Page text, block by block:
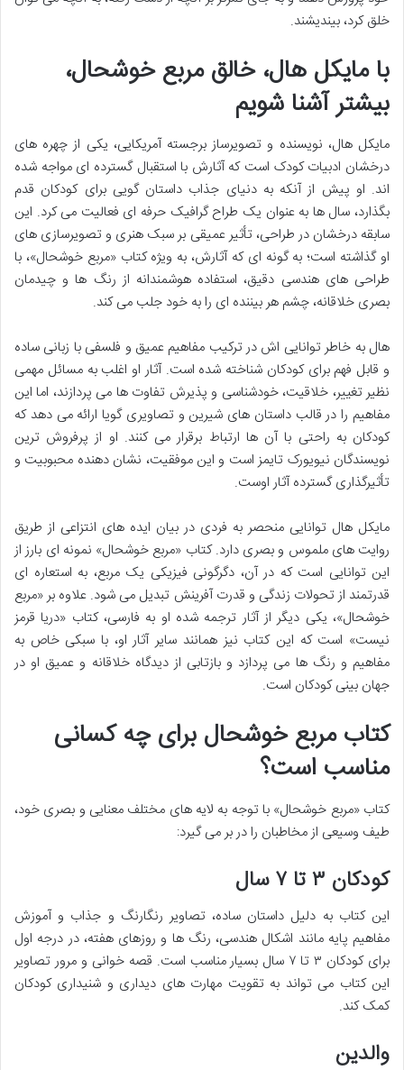
خلق کرد، بیندیشند.
با مایکل هال، خالق مربع خوشحال،
بیشتر آشنا شویم
مایکل هال، نویسنده و تصویرساز برجسته آمریکایی، یکی از چهره های
درخشان ادبیات کودک است که آثارش با استقبال گسترده ای مواجه شده
اند. او پیش از آنکه به دنیای جذاب داستان گویی برای کودکان قدم
بگذارد، سال ها به عنوان یک طراح گرافیک حرفه ای فعالیت می کرد. این
سابقه درخشان در طراحی، تأثیر عمیقی بر سبک هنری و تصویرسازی های
او گذاشته است؛ به گونه ای که آثارش، به ویژه کتاب «مربع خوشحال»، با
طراحی های هندسی دقیق، استفاده هوشمندانه از رنگ ها و چیدمان
بصری خلاقانه، چشم هر بیننده ای را به خود جلب می کند.
هال به خاطر توانایی اش در ترکیب مفاهیم عمیق و فلسفی با زبانی ساده
و قابل فهم برای کودکان شناخته شده است. آثار او اغلب به مسائل مهمی
نظیر تغییر، خلاقیت، خودشناسی و پذیرش تفاوت ها می پردازند، اما این
مفاهیم را در قالب داستان های شیرین و تصاویری گویا ارائه می دهد که
کودکان به راحتی با آن ها ارتباط برقرار می کنند. او از پرفروش ترین
نویسندگان نیویورک تایمز است و این موفقیت، نشان دهنده محبوبیت و
تأثیرگذاری گسترده آثار اوست.
مایکل هال توانایی منحصر به فردی در بیان ایده های انتزاعی از طریق
روایت های ملموس و بصری دارد. کتاب «مربع خوشحال» نمونه ای بارز از
این توانایی است که در آن، دگرگونی فیزیکی یک مربع، به استعاره ای
قدرتمند از تحولات زندگی و قدرت آفرینش تبدیل می شود. علاوه بر «مربع
خوشحال»، یکی دیگر از آثار ترجمه شده او به فارسی، کتاب «دریا قرمز
نیست» است که این کتاب نیز همانند سایر آثار او، با سبکی خاص به
مفاهیم و رنگ ها می پردازد و بازتابی از دیدگاه خلاقانه و عمیق او در
جهان بینی کودکان است.
کتاب مربع خوشحال برای چه کسانی
مناسب است؟
کتاب «مربع خوشحال» با توجه به لایه های مختلف معنایی و بصری خود،
طیف وسیعی از مخاطبان را در بر می گیرد:
کودکان ۳ تا ۷ سال
این کتاب به دلیل داستان ساده، تصاویر رنگارنگ و جذاب و آموزش
مفاهیم پایه مانند اشکال هندسی، رنگ ها و روزهای هفته، در درجه اول
برای کودکان ۳ تا ۷ سال بسیار مناسب است. قصه خوانی و مرور تصاویر
این کتاب می تواند به تقویت مهارت های دیداری و شنیداری کودکان
کمک کند.
والدین